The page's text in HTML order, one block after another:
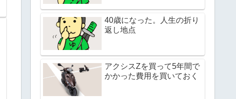
40歳になった。人生の折り
返し地点
アクシスZを買って5年間で
かかった費用を買いておく